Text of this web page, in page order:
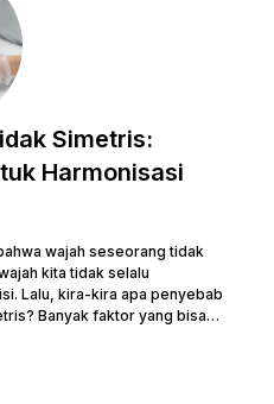
Simetris:
Harmonisasi
wajah seseorang tidak
kita tidak selalu
Lalu, kira-kira apa penyebab
Banyak faktor yang bisa
dari genetika, gaya hidup,